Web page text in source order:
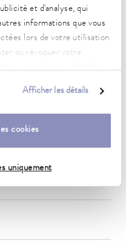
et d'analyse, qui
informations que vous
lors de votre utilisation
ou révoquer votre
Afficher les détails
cookies
uniquement